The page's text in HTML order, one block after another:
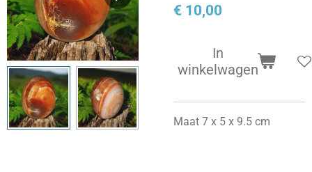
€ 10,00
In
winkelwagen
Maat 7 x 5 x 9.5 cm